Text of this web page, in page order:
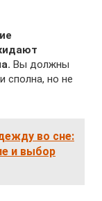
Вы должны
сполна, но не
во сне:
и выбор